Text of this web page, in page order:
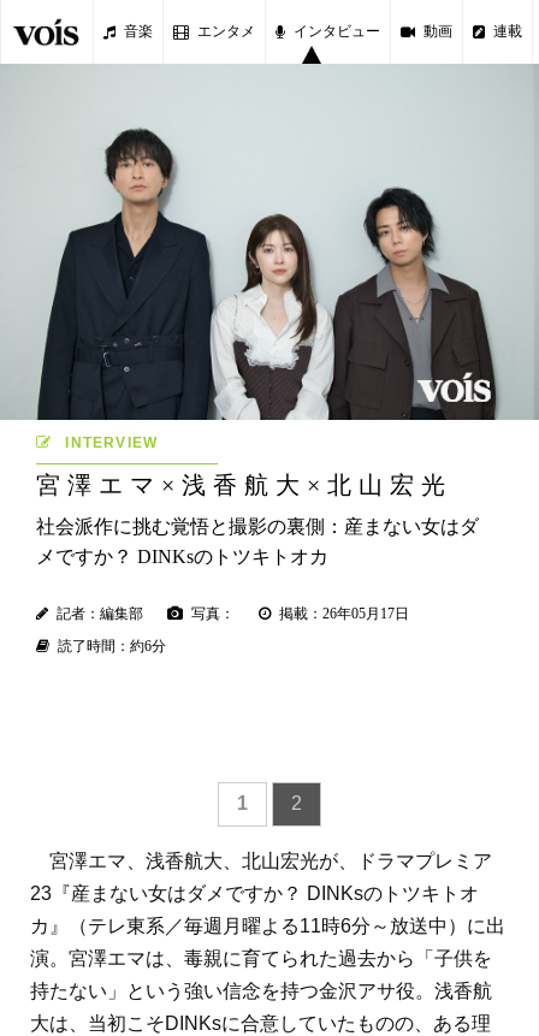
音楽 エンタメ インタビュー 動画 連載
INTERVIEW
宮澤エマ×浅香航大×北山宏光
社会派作に挑む覚悟と撮影の裏側：産まない女はダ
メですか？ DINKsのトツキトオカ
記者：編集部 写真：
掲載：26年05月17日
読了時間：約6分
1 2
宮澤エマ、浅香航大、北山宏光が、ドラマプレミア
23『産まない女はダメですか？ DINKsのトツキトオ
カ』（テレ東系／毎週月曜よる11時6分～放送中）に出
演。宮澤エマは、毒親に育てられた過去から「子供を
持たない」という強い信念を持つ金沢アサ役。浅香航
大は、当初こそDINKsに合意していたものの、ある理